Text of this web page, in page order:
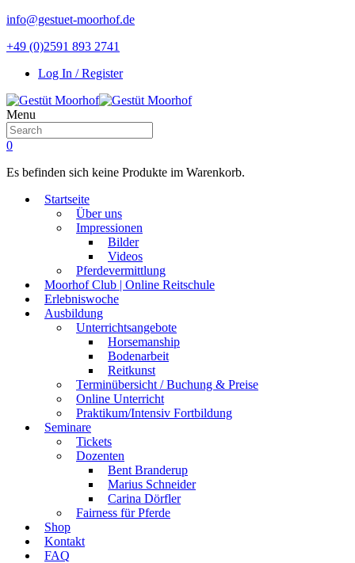
info@gestuet-moorhof.de
+49 (0)2591 893 2741
Log In / Register
Menu
0
Es befinden sich keine Produkte im Warenkorb.
Startseite
Über uns
Impressionen
Bilder
Videos
Pferdevermittlung
Moorhof Club | Online Reitschule
Erlebniswoche
Ausbildung
Unterrichtsangebote
Horsemanship
Bodenarbeit
Reitkunst
Terminübersicht / Buchung & Preise
Online Unterricht
Praktikum/Intensiv Fortbildung
Seminare
Tickets
Dozenten
Bent Branderup
Marius Schneider
Carina Dörfler
Fairness für Pferde
Shop
Kontakt
FAQ